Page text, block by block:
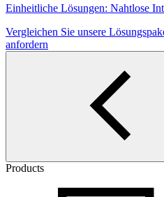
Einheitliche Lösungen: Nahtlose
Vergleichen Sie unsere
anfordern
Products